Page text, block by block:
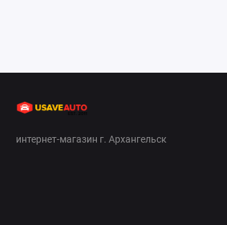
интернет-магазин г. Архангельск